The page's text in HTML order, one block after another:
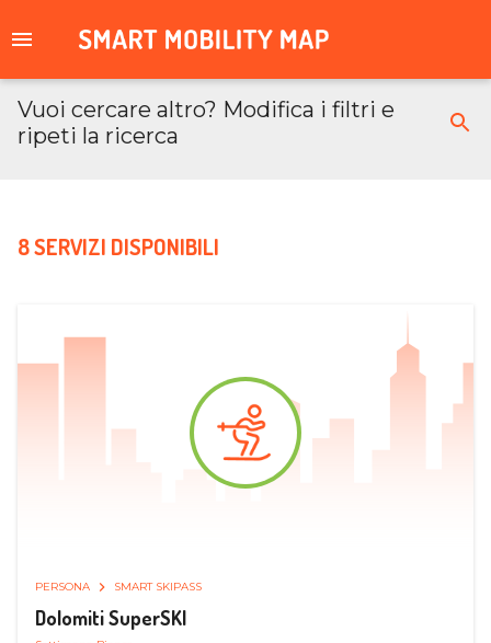
Vuoi cercare altro? Modifica i filtri e
ripeti la ricerca
8 SERVIZI DISPONIBILI
PERSONA SMART SKIPASS
Dolomiti SuperSKI